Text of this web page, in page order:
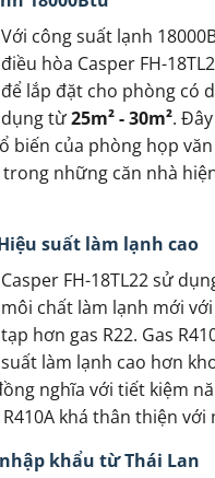
Với công suất lạnh
điều hòa Casper FH-
để lắp đặt cho phòng có
dụng từ25m² - 30m².
biến của phòng họp
những căn nhà
Hiệu suất làm lạnh cao
Casper FH-18TL22 sử
môi chất làm lạnh mới
tạp hơn gas R22. Gas
suất làm lạnh cao hơn
nghĩa với tiết kiệm
R410A khá thân thiện
khẩu từ Thái Lan